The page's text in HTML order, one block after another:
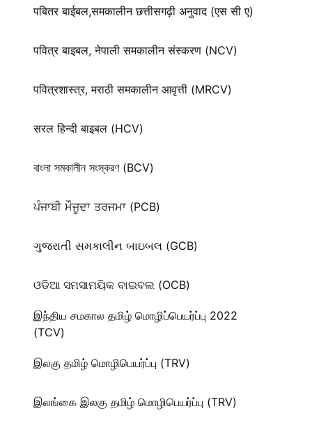
पबितर बाईबल,समकालीन छत्तीसगढ़ी अनुवाद (एस सी ए)
पवित्र बाइबल, नेपाली समकालीन संस्करण (NCV)
पवित्रशास्त्र, मराठी समकालीन आवृत्ती (MRCV)
सरल हिन्दी बाइबल (HCV)
বাংলা সমকালীন সংস্করণ (BCV)
ਪੰਜਾਬੀ ਮੌਜੂਦਾ ਤਰਜਮਾ (PCB)
ગુજરાતી સમકાલીન બાઇબલ (GCB)
ଓଡିଆ ସମସାମୟିକ ବାଇବଲ (OCB)
இந்திய சமகால தமிழ் மொழிப்பெயர்ப்பு 2022
(TCV)
இலகு தமிழ் மொழிபெயர்ப்பு (TRV)
இலங்கை இலகு தமிழ் மொழிபெயர்ப்பு (TRV)